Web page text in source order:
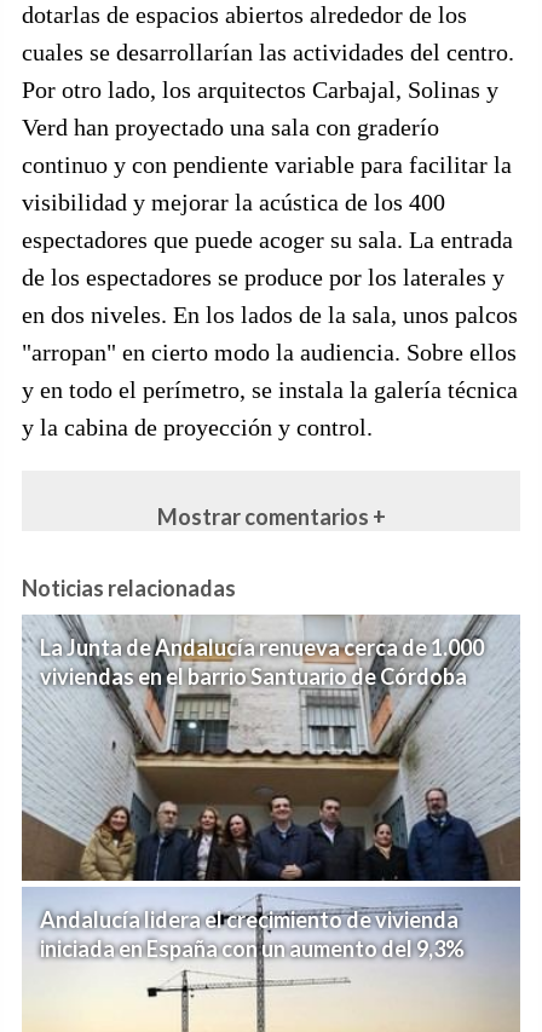
dotarlas de espacios abiertos alrededor de los
cuales se desarrollarían las actividades del centro.
Por otro lado, los arquitectos Carbajal, Solinas y
Verd han proyectado una sala con graderío
continuo y con pendiente variable para facilitar la
visibilidad y mejorar la acústica de los 400
espectadores que puede acoger su sala. La entrada
de los espectadores se produce por los laterales y
en dos niveles. En los lados de la sala, unos palcos
"arropan" en cierto modo la audiencia. Sobre ellos
y en todo el perímetro, se instala la galería técnica
y la cabina de proyección y control.
Mostrar comentarios +
Noticias relacionadas
La Junta de Andalucía renueva cerca de 1.000
viviendas en el barrio Santuario de Córdoba
Andalucía lidera el crecimiento de vivienda
iniciada en España con un aumento del 9,3%